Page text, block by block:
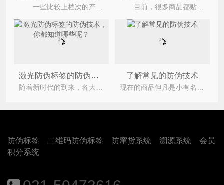
激光防伪标签的防伪技术，你都知道哪些呢？ 了解常见的防伪技术
防伪标签 二维码防伪标签 防窜货系统 溯源系统
会员
积分系统